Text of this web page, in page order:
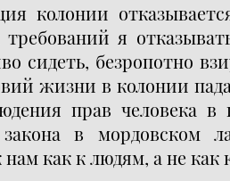
колонии
я
сидеть, безропотно
жизни в колонии
прав человека в
закона в мордовском
нам как к людям, а не как